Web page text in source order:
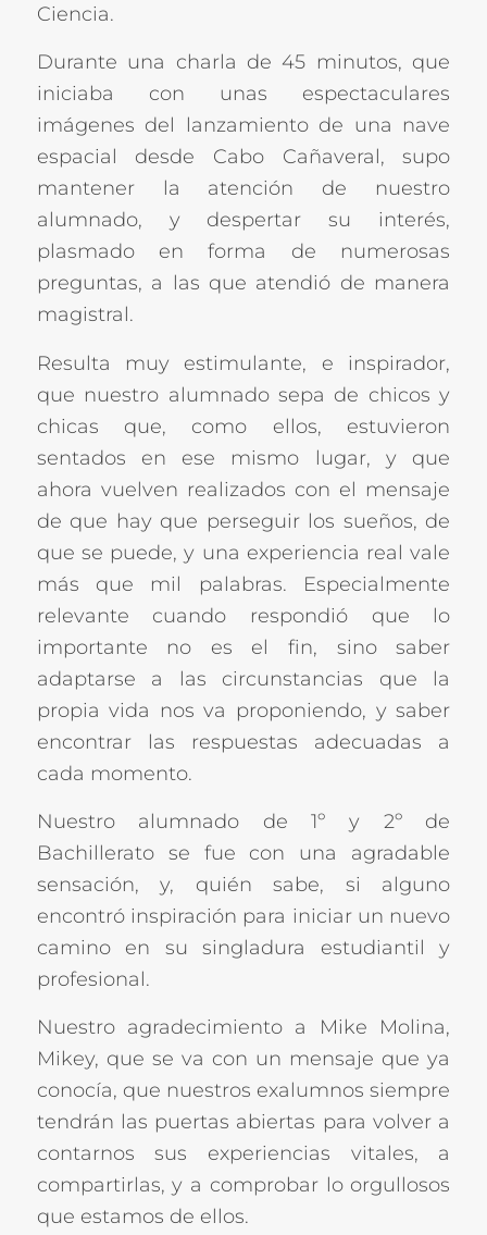
Ciencia.
Durante una charla de 45 minutos, que
iniciaba con unas espectaculares
imágenes del lanzamiento de una nave
espacial desde Cabo Cañaveral, supo
mantener la atención de nuestro
alumnado, y despertar su interés,
plasmado en forma de numerosas
preguntas, a las que atendió de manera
magistral.
Resulta muy estimulante, e inspirador,
que nuestro alumnado sepa de chicos y
chicas que, como ellos, estuvieron
sentados en ese mismo lugar, y que
ahora vuelven realizados con el mensaje
de que hay que perseguir los sueños, de
que se puede, y una experiencia real vale
más que mil palabras. Especialmente
relevante cuando respondió que lo
importante no es el fin, sino saber
adaptarse a las circunstancias que la
propia vida nos va proponiendo, y saber
encontrar las respuestas adecuadas a
cada momento.
Nuestro alumnado de 1º y 2º de
Bachillerato se fue con una agradable
sensación, y, quién sabe, si alguno
encontró inspiración para iniciar un nuevo
camino en su singladura estudiantil y
profesional.
Nuestro agradecimiento a Mike Molina,
Mikey, que se va con un mensaje que ya
conocía, que nuestros exalumnos siempre
tendrán las puertas abiertas para volver a
contarnos sus experiencias vitales, a
compartirlas, y a comprobar lo orgullosos
que estamos de ellos.